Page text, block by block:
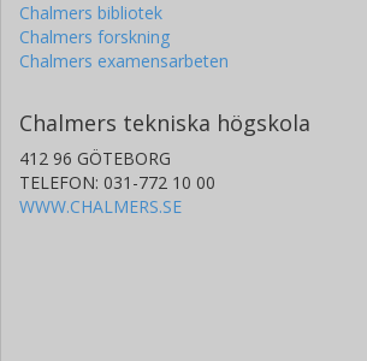
Chalmers bibliotek
Chalmers forskning
Chalmers examensarbeten
Chalmers tekniska högskola
412 96 GÖTEBORG
TELEFON: 031-772 10 00
WWW.CHALMERS.SE